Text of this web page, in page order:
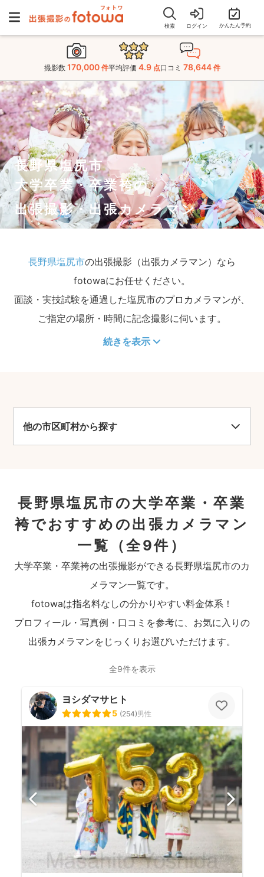
検索 ログイン かんたん予約
撮影数 170,000 件平均評価 4.9 点口コミ 78,644 件
長野県塩尻市
大学卒業・卒業袴の
出張撮影・出張カメラマン
長野県塩尻市の出張撮影（出張カメラマン）なら
fotowaにお任せください。
面談・実技試験を通過した塩尻市のプロカメラマンが、
ご指定の場所・時間に記念撮影に伺います。
続きを表示
他の市区町村から探す
長野県塩尻市の大学卒業・卒業
袴でおすすめの出張カメラマン
一覧
（全9件）
大学卒業・卒業袴の出張撮影ができる長野県塩尻市のカ
メラマン一覧です。
fotowaは指名料なしの分かりやすい料金体系！
プロフィール・写真例・口コミを参考に、お気に入りの
出張カメラマンをじっくりお選びいただけます。
全9件を表示
ヨシダマサヒト
5 (254)男性